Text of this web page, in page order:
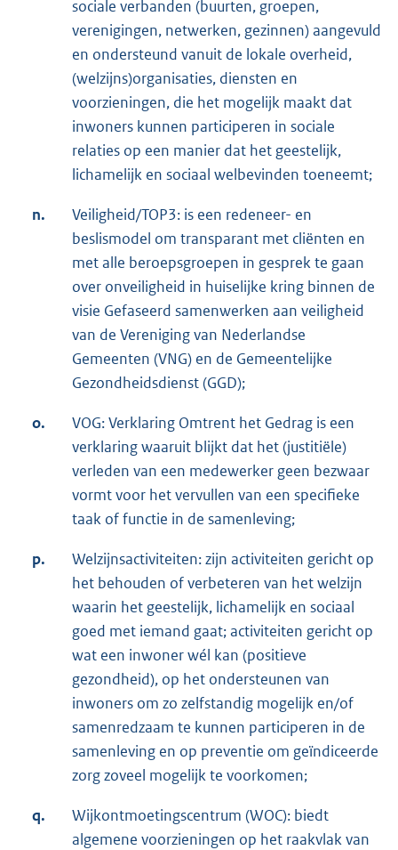
sociale verbanden (buurten, groepen,
verenigingen, netwerken, gezinnen) aangevuld
en ondersteund vanuit de lokale overheid,
(welzijns)organisaties, diensten en
voorzieningen, die het mogelijk maakt dat
inwoners kunnen participeren in sociale
relaties op een manier dat het geestelijk,
lichamelijk en sociaal welbevinden toeneemt;
n.
Veiligheid/TOP3: is een redeneer- en
beslismodel om transparant met cliënten en
met alle beroepsgroepen in gesprek te gaan
over onveiligheid in huiselijke kring binnen de
visie Gefaseerd samenwerken aan veiligheid
van de Vereniging van Nederlandse
Gemeenten (VNG) en de Gemeentelijke
Gezondheidsdienst (GGD);
o.
VOG: Verklaring Omtrent het Gedrag is een
verklaring waaruit blijkt dat het (justitiële)
verleden van een medewerker geen bezwaar
vormt voor het vervullen van een specifieke
taak of functie in de samenleving;
p.
Welzijnsactiviteiten: zijn activiteiten gericht op
het behouden of verbeteren van het welzijn
waarin het geestelijk, lichamelijk en sociaal
goed met iemand gaat; activiteiten gericht op
wat een inwoner wél kan (positieve
gezondheid), op het ondersteunen van
inwoners om zo zelfstandig mogelijk en/of
samenredzaam te kunnen participeren in de
samenleving en op preventie om geïndiceerde
zorg zoveel mogelijk te voorkomen;
q.
Wijkontmoetingscentrum (WOC): biedt
algemene voorzieningen op het raakvlak van